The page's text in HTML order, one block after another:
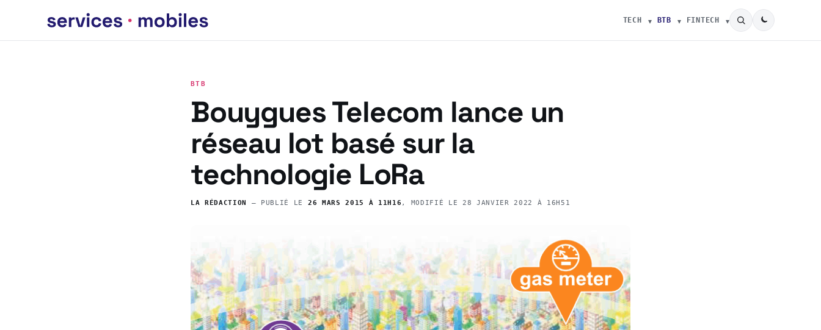
TECH BTB FINTECH
BTB
Bouygues Telecom lance un
réseau Iot basé sur la
technologie LoRa
LA RÉDACTION — PUBLIÉ LE 26 MARS 2015 À 11H16 , MODIFIÉ LE28 JANVIER 2022 À 16H51